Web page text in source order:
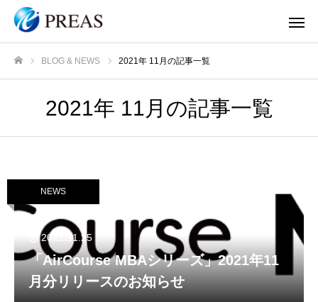
BLOG & NEWS 2021年 11月の記事一覧
2021年 11月の記事一覧
NEWS
2021.11.25
「AirCourse MBAシリーズ」2021年11
月分リリースのお知らせ